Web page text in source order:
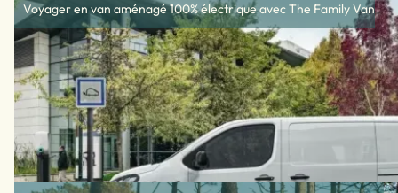
Voyager en van aménagé 100% électrique avec The Family Van